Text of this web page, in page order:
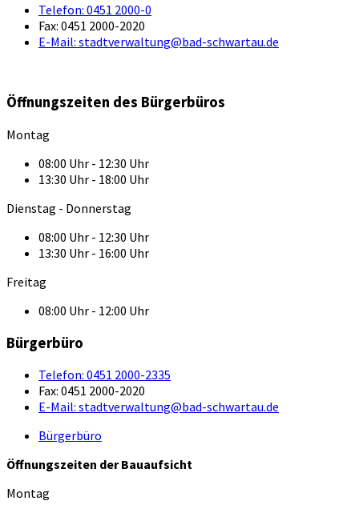
Telefon: 0451 2000-0
Fax: 0451 2000-2020
E-Mail: stadtverwaltung@bad-schwartau.de
Öffnungszeiten des Bürgerbüros
Montag
08:00 Uhr - 12:30 Uhr
13:30 Uhr - 18:00 Uhr
Dienstag - Donnerstag
08:00 Uhr - 12:30 Uhr
13:30 Uhr - 16:00 Uhr
Freitag
08:00 Uhr - 12:00 Uhr
Bürgerbüro
Telefon: 0451 2000-2335
Fax: 0451 2000-2020
E-Mail: stadtverwaltung@bad-schwartau.de
Bürgerbüro
Öffnungszeiten der Bauaufsicht
Montag